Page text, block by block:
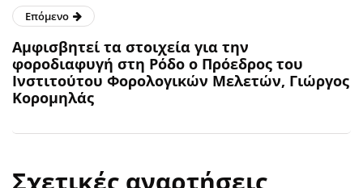
Επόμενο
Αμφισβητεί τα στοιχεία για την
φοροδιαφυγή στη Ρόδο ο Πρόεδρος του
Ινστιτούτου Φορολογικών Μελετών, Γιώργος
Κορομηλάς
Σχετικές αναρτήσεις